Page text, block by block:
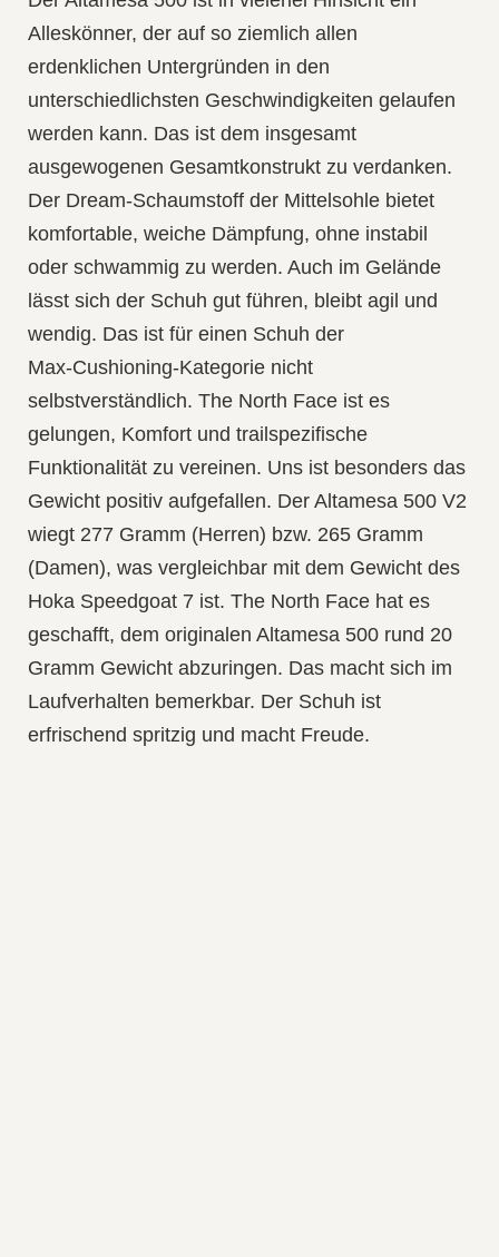
Alleskönner, der auf so ziemlich allen
erdenklichen Untergründen in den
unterschiedlichsten Geschwindigkeiten gelaufen
werden kann. Das ist dem insgesamt
ausgewogenen Gesamtkonstrukt zu verdanken.
Der Dream-Schaumstoff der Mittelsohle bietet
komfortable, weiche Dämpfung, ohne instabil
oder schwammig zu werden. Auch im Gelände
lässt sich der Schuh gut führen, bleibt agil und
wendig. Das ist für einen Schuh der
Max‑Cushioning‑Kategorie nicht
selbstverständlich. The North Face ist es
gelungen, Komfort und trailspezifische
Funktionalität zu vereinen. Uns ist besonders das
Gewicht positiv aufgefallen. Der Altamesa 500 V2
wiegt 277 Gramm (Herren) bzw. 265 Gramm
(Damen), was vergleichbar mit dem Gewicht des
Hoka Speedgoat 7 ist. The North Face hat es
geschafft, dem originalen Altamesa 500 rund 20
Gramm Gewicht abzuringen. Das macht sich im
Laufverhalten bemerkbar. Der Schuh ist
erfrischend spritzig und macht Freude.